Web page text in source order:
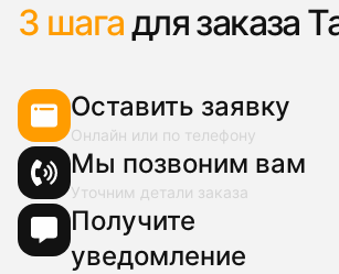
3 шагадля заказа
Оставить заявку
Онлайн или по телефону
Мы позвоним вам
Уточним детали заказа
Получите
уведомление